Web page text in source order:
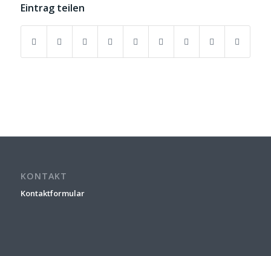
Eintrag teilen
KONTAKT
Kontaktformular